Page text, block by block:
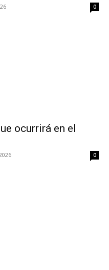
0
ocurrirá en el
0